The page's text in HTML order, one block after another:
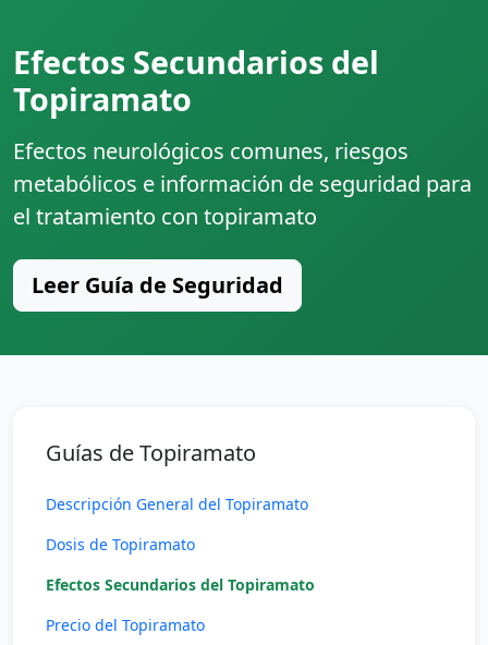
Efectos Secundarios del
Topiramato
Efectos neurológicos comunes, riesgos
metabólicos e información de seguridad para
el tratamiento con topiramato
Leer Guía de Seguridad
Guías de Topiramato
Descripción General del Topiramato
Dosis de Topiramato
Efectos Secundarios del Topiramato
Precio del Topiramato